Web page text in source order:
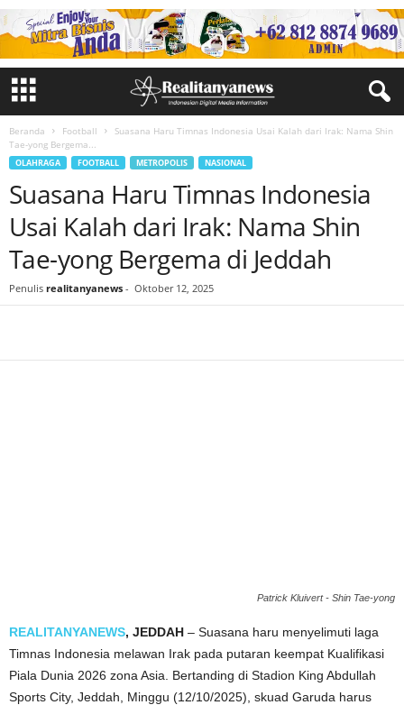
Beranda Football
Suasana Haru Timnas Indonesia Usai Kalah dari Irak: Nama Shin
Tae-yong Bergema...
OLAHRAGA FOOTBALL METROPOLIS NASIONAL
Suasana Haru Timnas Indonesia
Usai Kalah dari Irak: Nama Shin
Tae-yong Bergema di Jeddah
Penulis realitanyanews - Oktober 12, 2025
Patrick Kluivert - Shin Tae-yong
REALITANYANEWS, JEDDAH – Suasana haru menyelimuti laga
Timnas Indonesia melawan Irak pada putaran keempat Kualifikasi
Piala Dunia 2026 zona Asia. Bertanding di Stadion King Abdullah
Sports City, Jeddah, Minggu (12/10/2025), skuad Garuda harus